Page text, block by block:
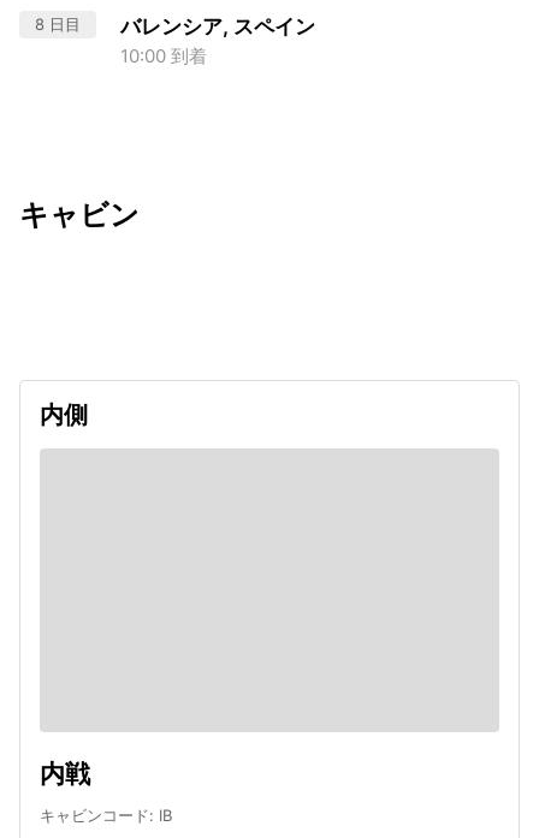
8 日目 バレンシア, スペイン
10:00 到着
キャビン
内側
内戦
キャビンコード: IB